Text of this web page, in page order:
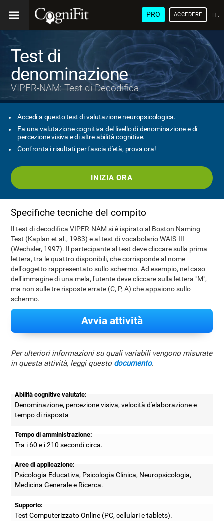
PRO ACCEDERE
Test di
denominazione
VIPER-NAM: Test di Decodifica
Accedi a questo test di valutazione neuropsicologica.
Fa una valutazione cognitiva del livello di denominazione e di
percezione visiva e di altre abilità cognitive.
Confronta i risultati per fascia d'età, prova ora!
INIZIA ORA
Specifiche tecniche del compito
Il test di decodifica VIPER-NAM si è ispirato al Boston Naming
Test (Kaplan et al., 1983) e al test di vocabolario WAIS-III
(Wechsler, 1997). Il partecipante al test deve cliccare sulla prima
lettera, tra le quattro disponibili, che corrisponde al nome
dell'oggetto rappresentato sullo schermo. Ad esempio, nel caso
dell'immagine di una mela, l'utente deve cliccare sulla lettera "M",
ma non sulle tre risposte errate (C, P, A) che appaiono sullo
schermo.
Avvia attività
Per ulteriori informazioni su quali variabili vengono misurate
in questa attività, leggi questo documento.
Abilità cognitive valutate:
Denominazione, percezione visiva, velocità d'elaborazione e
tempo di risposta
Tempo di amministrazione:
Tra i 60 e i 210 secondi circa.
Aree di applicazione:
Psicologia Educativa, Psicologia Clinica, Neuropsicologia,
Medicina Generale e Ricerca.
Supporto:
Test Computerizzato Online (PC, cellulari e tablets).